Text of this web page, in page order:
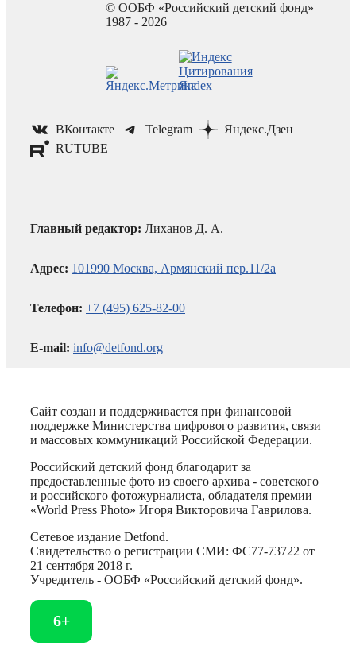
© ООБФ «Российский детский фонд»
1987 - 2026
ВКонтакте Telegram
Яндекс.Дзен
RUTUBE
Главный редактор: Лиханов Д. А.
Адрес: 101990 Москва, Армянский пер.11/2а
Телефон: +7 (495) 625-82-00
E-mail: info@detfond.org
Сайт создан и поддерживается при финансовой
поддержке Министерства цифрового развития, связи
и массовых коммуникаций Российской Федерации.
Российский детский фонд благодарит за
предоставленные фото из своего архива - советского
и российского фотожурналиста, обладателя премии
«World Press Photo» Игоря Викторовича Гаврилова.
Сетевое издание Detfond.
Свидетельство о регистрации СМИ: ФС77-73722 от
21 сентября 2018 г.
Учредитель - ООБФ «Российский детский фонд».
6+